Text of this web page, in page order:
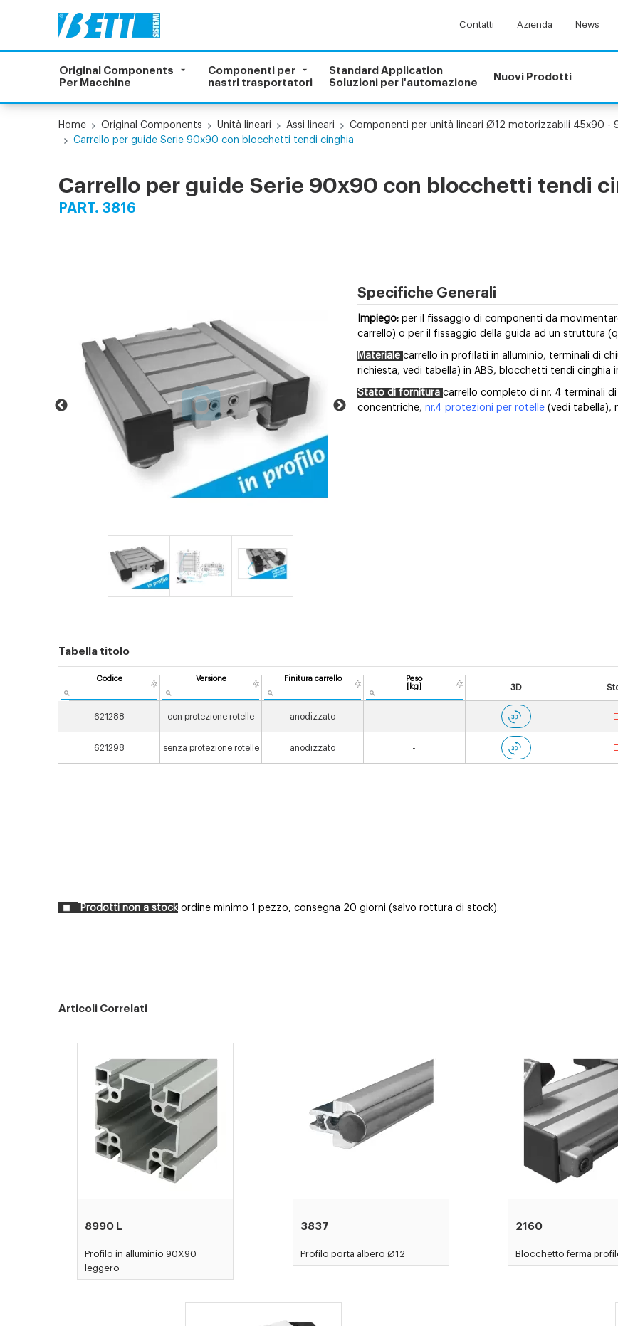
Contatti Azienda News
Original Components
Per Macchine
Componenti per
nastri trasportatori
Standard Application
Soluzioni per l'automazione
Nuovi Prodotti
Home Original Components Unità lineari Assi lineari
Componenti per unità lineari Ø12 motorizzabili 45x90 -
Carrello per guide Serie 90x90 con blocchetti tendi cinghia
Carrello per guide Serie 90x90 con blocchetti tendi
PART. 3816
Specifiche Generali
Impiego: per il fissaggio di componenti da
carrello) o per il fissaggio della guida ad un struttura
Materiale carrello in profilati in alluminio, terminali di
richiesta, vedi tabella) in ABS, blocchetti tendi cinghia
Stato di fornitura carrello completo di nr. 4 terminali
concentriche, nr.4 protezioni per rotelle (vedi tabella),
Tabella titolo
Codice Versione Finitura carrello
Peso
[kg]
3D
621288 con protezione rotelle anodizzato -
621298 senza protezione rotelle anodizzato -
Prodotti non a stock ordine minimo 1 pezzo, consegna 20 giorni (salvo rottura di stock).
Articoli Correlati
8990 L
Profilo in alluminio 90X90
leggero
3837
Profilo porta albero Ø12
2160
Blocchetto ferma